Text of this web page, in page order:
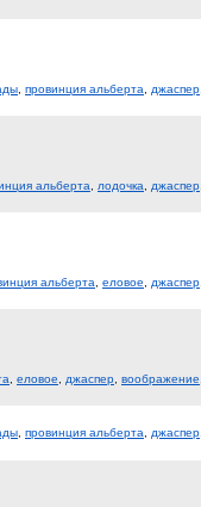
провинция альберта джаспер
альберта лодочка джаспер
альберта еловое джаспер
еловое джаспер воображение
провинция альберта джаспер